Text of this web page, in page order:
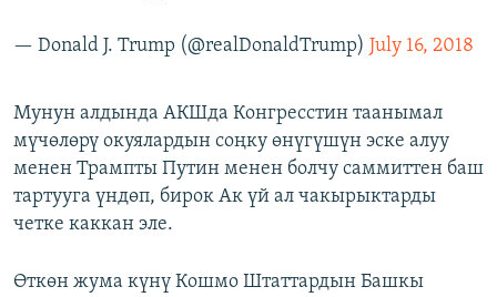
— Donald J. Trump (@realDonaldTrump) July 16, 2018
Мунун алдында АКШда Конгресстин таанымал
мүчөлөрү окуялардын соңку өнүгүшүн эске алуу
менен Трампты Путин менен болчу саммиттен баш
тартууга үндөп, бирок Ак үй ал чакырыктарды
четке каккан эле.
Өткөн жума күнү Кошмо Штаттардын Башкы